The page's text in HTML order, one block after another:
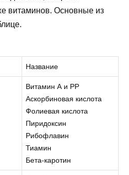
витаминов. Основные из
Название
Витамин А и РР
Аскорбиновая кислота
Фолиевая кислота
Пиридоксин
Рибофлавин
Тиамин
Бета-каротин